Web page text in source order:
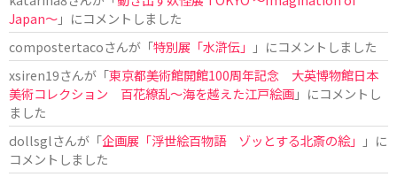
Japan〜」にコメントしました
compostertacoさんが「特別展「水滸伝」
」にコメントしました
xsiren19さんが「東京都美術館開館100周年記念 大英博物館日本
美術コレクション 百花繚乱～海を越えた江戸絵画」にコメントし
ました
dollsglさんが「企画展「浮世絵百物語 ゾッとする北斎の絵」
」に
コメントしました